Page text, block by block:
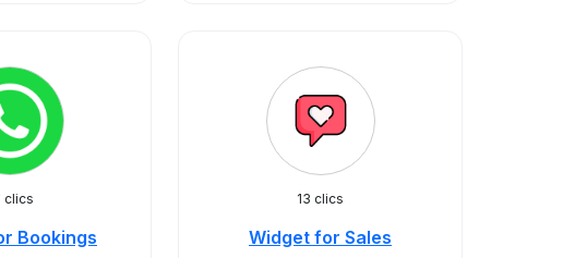
clics
Bookings
13 clics
Widget for Sales